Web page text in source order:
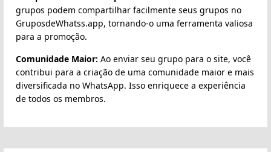
grupos podem compartilhar facilmente seus grupos no
GruposdeWhatss.app, tornando-o uma ferramenta valiosa
para a promoção.
Comunidade Maior: Ao enviar seu grupo para o site, você
contribui para a criação de uma comunidade maior e mais
diversificada no WhatsApp. Isso enriquece a experiência
de todos os membros.